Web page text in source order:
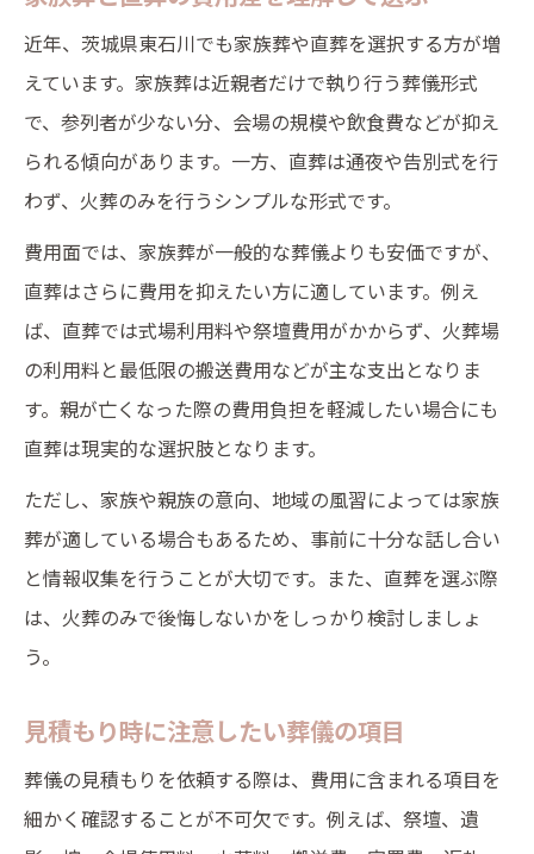
近年、茨城県東石川でも家族葬や直葬を選択する方が増
えています。家族葬は近親者だけで執り行う葬儀形式
で、参列者が少ない分、会場の規模や飲食費などが抑え
られる傾向があります。一方、直葬は通夜や告別式を行
わず、火葬のみを行うシンプルな形式です。
費用面では、家族葬が一般的な葬儀よりも安価ですが、
直葬はさらに費用を抑えたい方に適しています。例え
ば、直葬では式場利用料や祭壇費用がかからず、火葬場
の利用料と最低限の搬送費用などが主な支出となりま
す。親が亡くなった際の費用負担を軽減したい場合にも
直葬は現実的な選択肢となります。
ただし、家族や親族の意向、地域の風習によっては家族
葬が適している場合もあるため、事前に十分な話し合い
と情報収集を行うことが大切です。また、直葬を選ぶ際
は、火葬のみで後悔しないかをしっかり検討しましょ
う。
見積もり時に注意したい葬儀の項目
葬儀の見積もりを依頼する際は、費用に含まれる項目を
細かく確認することが不可欠です。例えば、祭壇、遺